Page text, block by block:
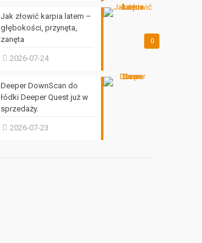
0
Jak złowić karpia latem –
głębokości, przynęta,
zanęta
2026-07-24
Deeper DownScan do
łódki Deeper Quest już w
sprzedaży.
2026-07-23